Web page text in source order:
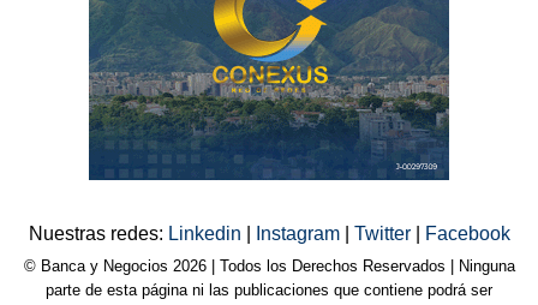
Nuestras redes: Linkedin Instagram Twitter Facebook
© Banca y Negocios 2026 | Todos los Derechos Reservados | Ninguna
parte de esta página ni las publicaciones que contiene podrá ser